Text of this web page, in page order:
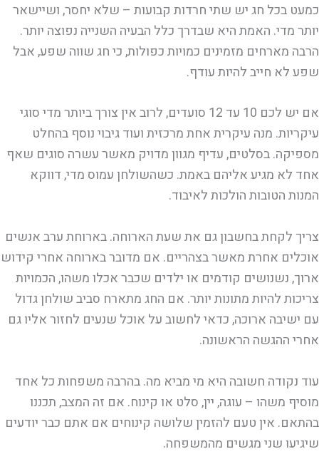
כמעט בכל חג יש שתי חרדות קבועות – שלא יחסר, ושיישאר
יותר מדי. האמת היא שבדרך כלל הבעיה השנייה נפוצה יותר.
הרבה מארחים מזמינים כמויות כפולות, כי חג שווה שפע, אבל
שפע לא חייב להיות עודף.
אם יש לכם 10 עד 12 סועדים, לרוב אין צורך ביותר מדי סוגי
עיקריות. מנה עיקרית אחת מרכזית ועוד גיבוי נוסף בהחלט
מספיקה. בסלטים, עדיף מגוון מדויק מאשר עשרה סוגים שאף
אחד לא מגיע אליהם באמת. כשהשולחן עמוס מדי, דווקא
המנות הטובות הולכות לאיבוד.
צריך לקחת בחשבון גם את שעת הארוחה. בארוחת ערב אנשים
אוכלים אחרת מאשר בצהריים. אם מדובר בארוחה אחרי קידוש
ארוך, נשנושים קודמים או ילדים שכבר אכלו משהו, הכמויות
צריכות להיות מתונות יותר. אם החג מתארח סביב שולחן גדול
עם ישיבה ארוכה, כדאי לחשוב על אוכל שנעים לחזור אליו גם
אחרי ההגשה הראשונה.
עוד נקודה חשובה היא מי מביא מה. בהרבה משפחות כל אחד
מוסיף משהו – עוגה, יין, סלט או קינוח. אם זה המצב, תכננו
בהתאם. אין טעם להזמין שלושה קינוחים אם אתם כבר יודעים
שיגיעו שני מגשים מהמשפחה.